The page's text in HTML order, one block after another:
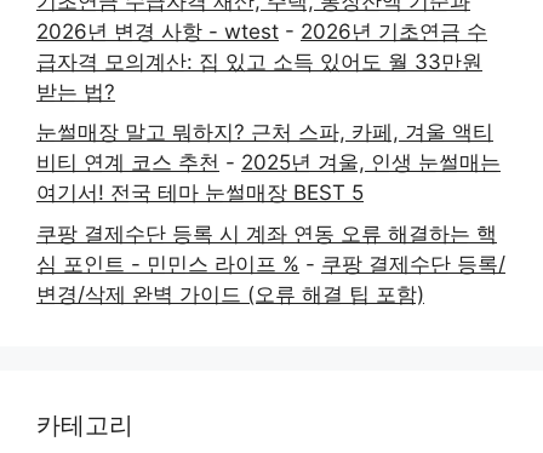
2026년 변경 사항 - wtest - 2026년 기초연금 수
급자격 모의계산: 집 있고 소득 있어도 월 33만원
받는 법?
눈썰매장 말고 뭐하지? 근처 스파, 카페, 겨울 액티
비티 연계 코스 추천 - 2025년 겨울, 인생 눈썰매는
여기서! 전국 테마 눈썰매장 BEST 5
쿠팡 결제수단 등록 시 계좌 연동 오류 해결하는 핵
심 포인트 - 민민스 라이프 % - 쿠팡 결제수단 등록/
변경/삭제 완벽 가이드 (오류 해결 팁 포함)
카테고리